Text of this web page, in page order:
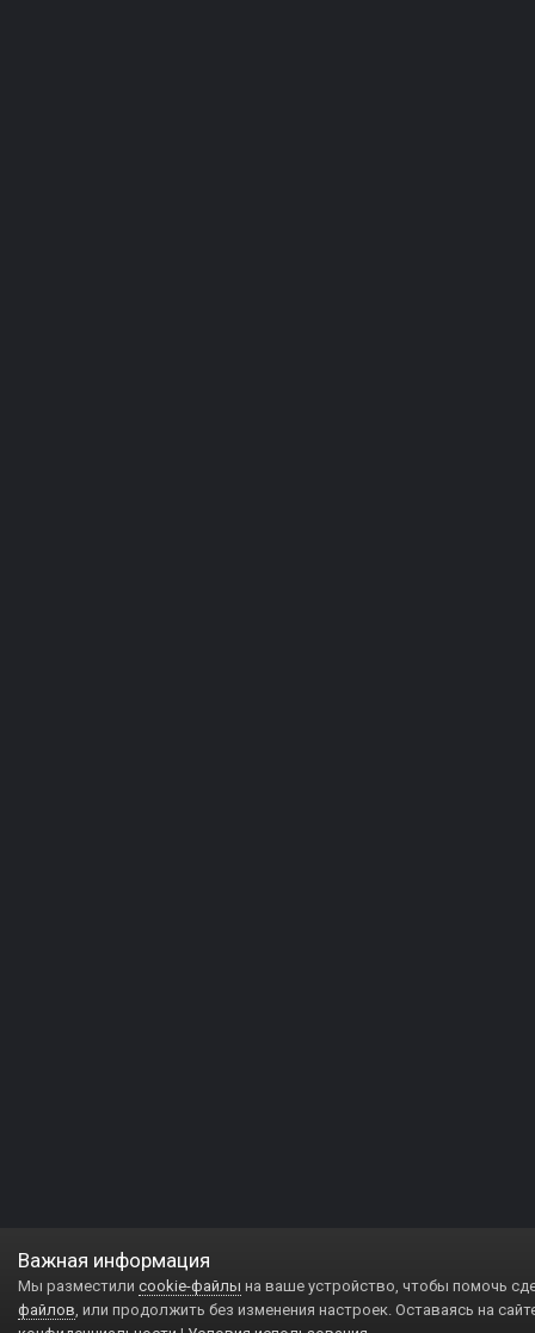
Важная информация
Мы разместили cookie-файлы на ваше устройство, чтобы помочь
файлов, или продолжить без изменения настроек. Оставаясь на